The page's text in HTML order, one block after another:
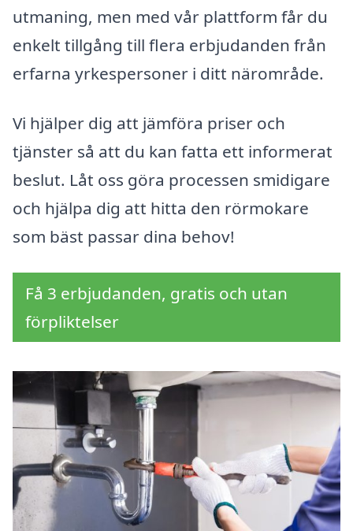
utmaning, men med vår plattform får du
enkelt tillgång till flera erbjudanden från
erfarna yrkespersoner i ditt närområde.
Vi hjälper dig att jämföra priser och
tjänster så att du kan fatta ett informerat
beslut. Låt oss göra processen smidigare
och hjälpa dig att hitta den rörmokare
som bäst passar dina behov!
Få 3 erbjudanden, gratis och utan
förpliktelser